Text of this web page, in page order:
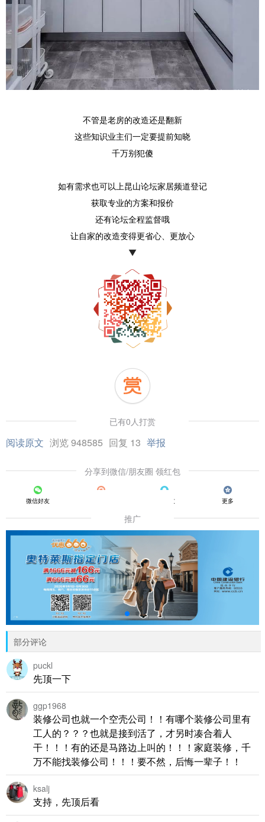
不管是老房的改造还是翻新
这些知识业主们一定要提前知晓
千万别犯傻
如有需求也可以上昆山论坛家居频道登记
获取专业的方案和报价
还有论坛全程监督哦
让自家的改造变得更省心、更放心
▼
已有0人打赏
阅读原文 浏览 948585 回复 13 举报
分享到微信/朋友圈 领红包
微信好友 QQ好友 更多
推广
部分评论
puckl
先顶一下
ggp1968
装修公司也就一个空壳公司！！有哪个装修公司里有
工人的？？？也就是接到活了，才另时凑合着人
干！！！有的还是马路边上叫的！！！家庭装修，千
万不能找装修公司！！！要不然，后悔一辈子！！
ksalj
支持，先顶后看